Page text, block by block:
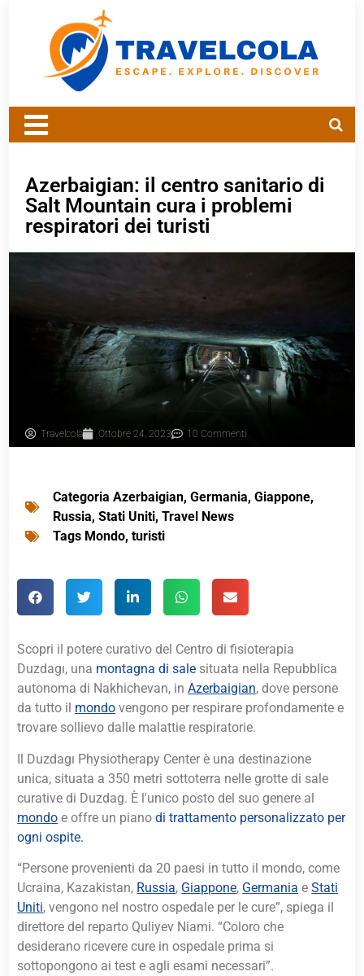
Azerbaigian: il centro sanitario di
Salt Mountain cura i problemi
respiratori dei turisti
Travelcola Ottobre 24, 2023 10 Commenti
Categoria Azerbaigian,Germania,Giappone,
Russia,Stati Uniti,Travel News
Tags Mondo,turisti
Scopri il potere curativo del Centro di fisioterapia
Duzdagı, una montagnadi sale situata nella Repubblica
autonoma di Nakhichevan, inAzerbaigian, dove persone
da tutto il mondo vengono per respirare profondamente e
trovare sollievo dalle malattie respiratorie.
Il⁤ Duzdagı Physiotherapy Center è una destinazione
unica, ⁢situata a 350 metri sottoterra nelle grotte di sale
curative di Duzdag. È ⁤l'unico posto⁢ del suo genere al
mondo e offre un pianodi trattamento personalizzato ‍per
ogni ospite.
“Persone provenienti da 20⁤ paesi in tutto il mondo, come
Ucraina, Kazakistan, Russia, Giappone, Germania e‍Stati
Uniti, vengono nel nostro ospedale per le cure”, spiega il
direttore del reparto Quliyev Niami. “Coloro che
desiderano ricevere cure in⁣ ospedale prima si
sottopongono ai test e agli esami necessari”.